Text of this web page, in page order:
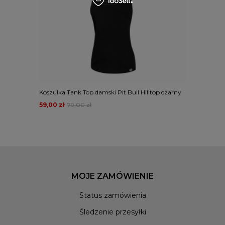
Koszulka Tank Top damski Pit Bull Hilltop czarny
79,00 zł
59,00 zł
MOJE ZAMÓWIENIE
Status zamówienia
Śledzenie przesyłki